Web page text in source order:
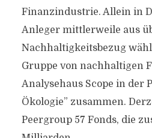
Finanzindustrie. Allein in
Anleger mittlerweile aus
Nachhaltigkeitsbezug
Gruppe von nachhaltigen
Analysehaus Scope in der
Ökologie” zusammen.
Peergroup 57 Fonds, die